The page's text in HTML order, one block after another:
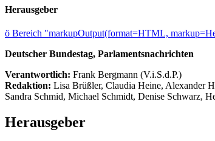
Herausgeber
ö Bereich "markupOutput(format=HTML,
Deutscher Bundestag, Parlamentsnachrichten
Verantwortlich: Frank Bergmann (V.i.S.d.P.)
Redaktion: Lisa Brüßler, Claudia Heine, Alexander
Sandra Schmid, Michael Schmidt, Denise Schwarz,
Herausgeber